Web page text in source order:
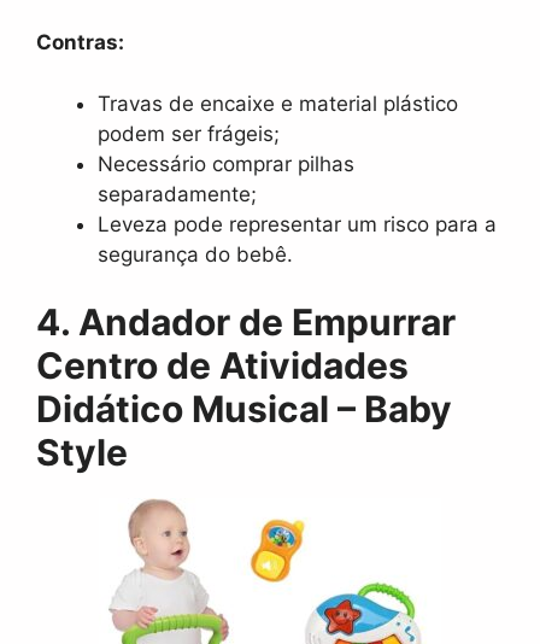
Contras:
Travas de encaixe e material plástico
podem ser frágeis;
Necessário comprar pilhas
separadamente;
Leveza pode representar um risco para a
segurança do bebê.
4. Andador de Empurrar
Centro de Atividades
Didático Musical – Baby
Style